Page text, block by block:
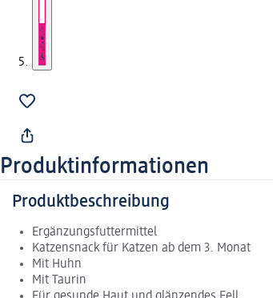
Produktinformationen
Produktbeschreibung
Ergänzungsfuttermittel
Katzensnack für Katzen ab dem 3. Monat
Mit Huhn
Mit Taurin